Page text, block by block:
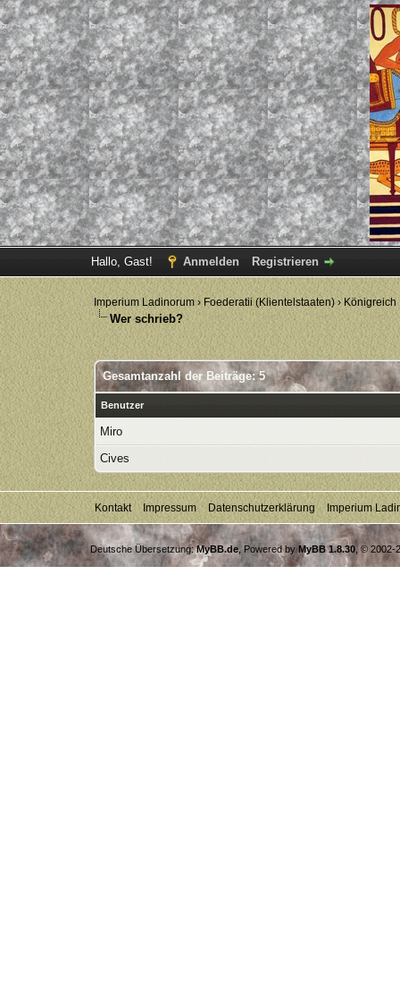
Hallo, Gast! Anmelden Registrieren
Imperium Ladinorum› Foederatii (Klientelstaaten)› Königreich
Wer schrieb?
Gesamtanzahl der Beiträge: 5
Benutzer
Miro
Cives
Kontakt Impressum Datenschutzerklärung Imperium
Deutsche Übersetzung:MyBB.de, Powered byMyBB 1.8.30, © 2002-